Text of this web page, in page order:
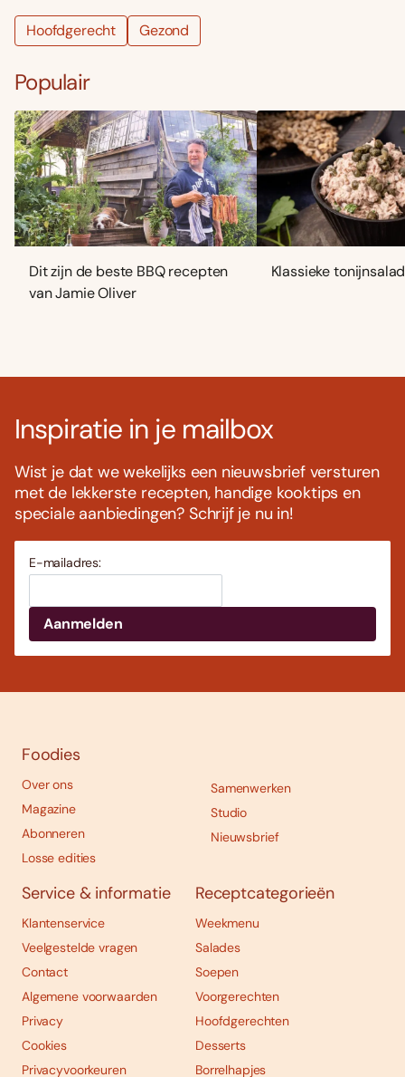
Hoofdgerecht Gezond
Populair
Dit zijn de beste BBQ recepten
van Jamie Oliver
Klassieke
Inspiratie in je mailbox
Wist je dat we wekelijks een nieuwsbrief versturen
met de lekkerste recepten, handige kooktips en
speciale aanbiedingen? Schrijf je nu in!
E-mailadres:
Foodies
Over ons
Magazine
Abonneren
Losse edities
Samenwerken
Studio
Nieuwsbrief
Service & informatie
Klantenservice
Veelgestelde vragen
Contact
Algemene voorwaarden
Privacy
Cookies
Privacyvoorkeuren
Receptcategorieën
Weekmenu
Salades
Soepen
Voorgerechten
Hoofdgerechten
Desserts
Borrelhapjes